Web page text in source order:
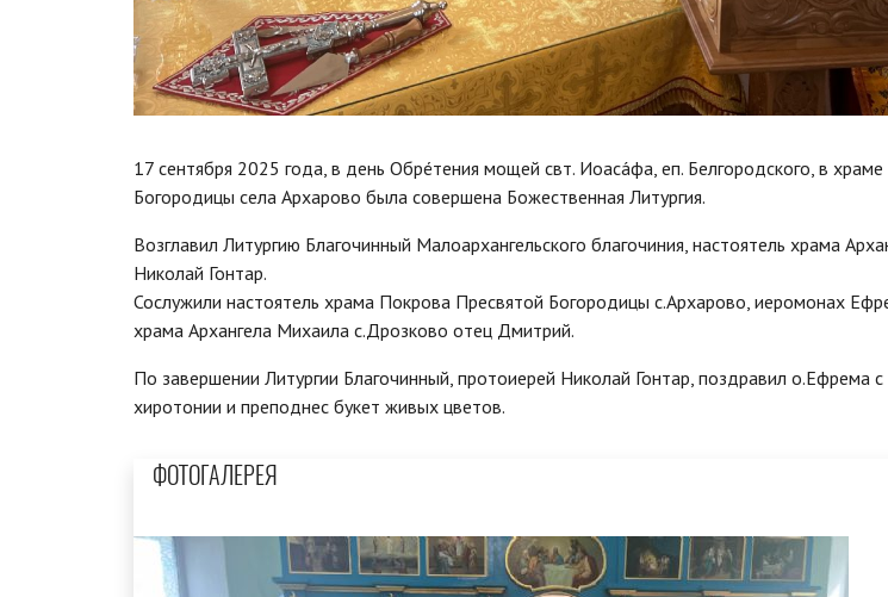
17 сентября 2025 года, в день Обрéтения мощей свт. Иоасáфа, еп. Белгородского, в
Богородицы села Архарово была совершена Божественная Литургия.
Возглавил Литургию Благочинный Малоархангельского благочиния, настоятель храма
Николай Гонтар.
Сослужили настоятель храма Покрова Пресвятой Богородицы с.Архарово, иеромонах
храма Архангела Михаила с.Дрозково отец Дмитрий.
По завершении Литургии Благочинный, протоиерей Николай Гонтар, поздравил о.Ефрема
хиротонии и преподнес букет живых цветов.
ФОТОГАЛЕРЕЯ